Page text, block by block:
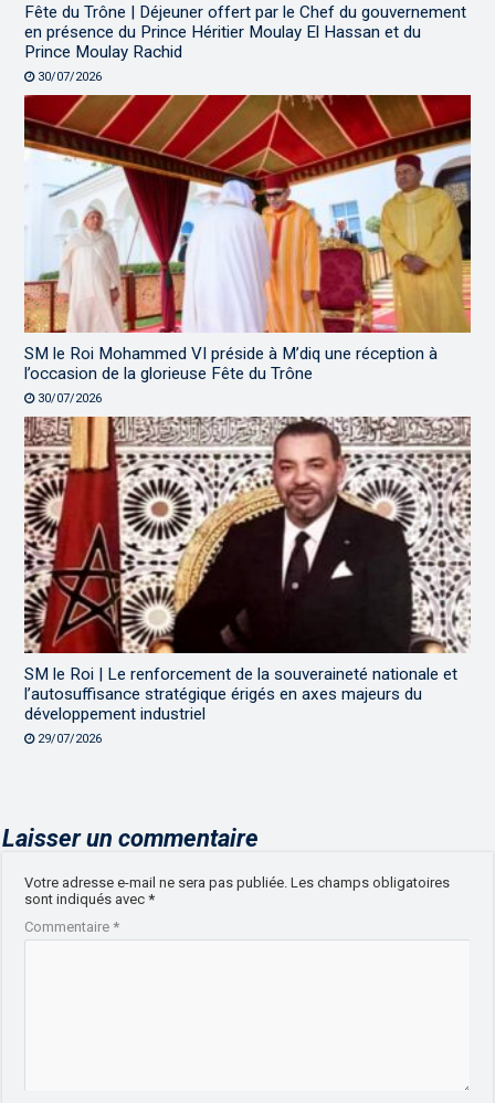
Fête du Trône | Déjeuner offert par le Chef du gouvernement
en présence du Prince Héritier Moulay El Hassan et du
Prince Moulay Rachid
30/07/2026
SM le Roi Mohammed VI préside à M’diq une réception à
l’occasion de la glorieuse Fête du Trône
30/07/2026
SM le Roi | Le renforcement de la souveraineté nationale et
l’autosuffisance stratégique érigés en axes majeurs du
développement industriel
29/07/2026
Laisser un commentaire
Votre adresse e-mail ne sera pas publiée. Les champs obligatoires
sont indiqués avec*
Commentaire*